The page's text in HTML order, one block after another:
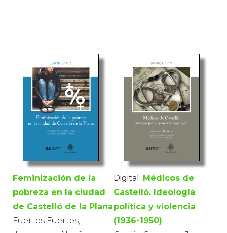
Feminización de la
pobreza en la ciudad
de Castelló de la Plana
Fuertes Fuertes,
Digital: Médicos de
Castelló. Ideología
política y violencia
(1936-1950)